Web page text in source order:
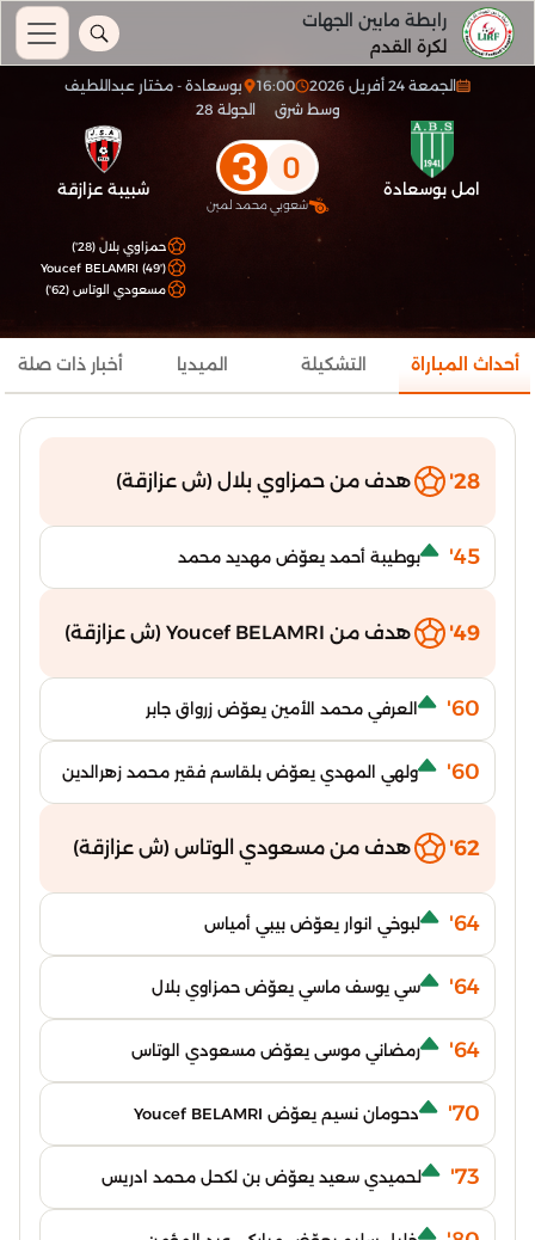
رابطة مابين الجهات
لكرة القدم
الجمعة 24 أفريل 2026 16:00
بوسعادة - مختار عبداللطيف
وسط شرق
الجولة 28
امل بوسعادة 0
3
شعوبي محمد لمين
شبيبة عزازقة
حمزاوي بلال (28')
Youcef BELAMRI (49')
مسعودي الوتاس (62')
أحداث المباراة التشكيلة الميديا أخبار ذات صلة
28' هدف من حمزاوي بلال (ش عزازقة)
45' بوطيبة أحمد يعوّض مهديد محمد
49' هدف من Youcef BELAMRI (ش عزازقة)
60' العرفي محمد الأمين يعوّض زرواق جابر
60' ولهي المهدي يعوّض بلقاسم فقير محمد زهرالدين
62' هدف من مسعودي الوتاس (ش عزازقة)
64' لبوخي انوار يعوّض بيبي أمياس
64' سي يوسف ماسي يعوّض حمزاوي بلال
64' رمضاني موسى يعوّض مسعودي الوتاس
70' دحومان نسيم يعوّض Youcef BELAMRI
73' لحميدي سعيد يعوّض بن لكحل محمد ادريس